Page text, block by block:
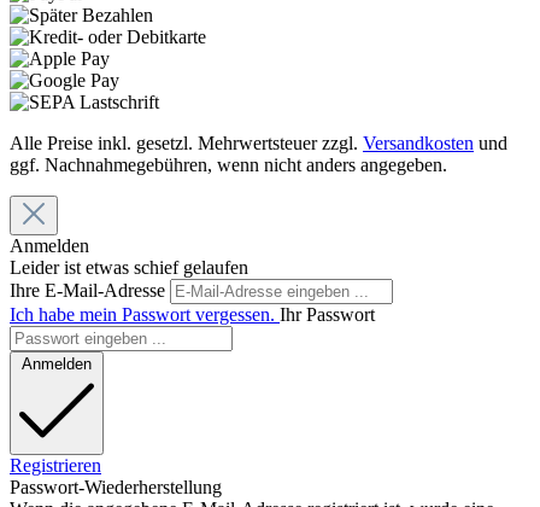
Alle Preise inkl. gesetzl. Mehrwertsteuer zzgl. Versandkosten und
ggf. Nachnahmegebühren, wenn nicht anders angegeben.
Anmelden
Leider ist etwas schief gelaufen
Ihre E-Mail-Adresse
Ich habe mein Passwort vergessen. Ihr Passwort
Anmelden
Registrieren
Passwort-Wiederherstellung